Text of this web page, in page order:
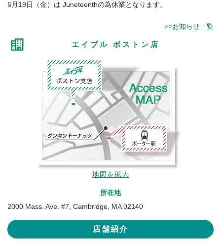
6月19日（金）は Juneteenthの為休業となります。
>>お知らせ一覧
エイブル ボストン店
地図を拡大
所在地
2000 Mass. Ave. #7, Cambridge, MA 02140
店舗紹介